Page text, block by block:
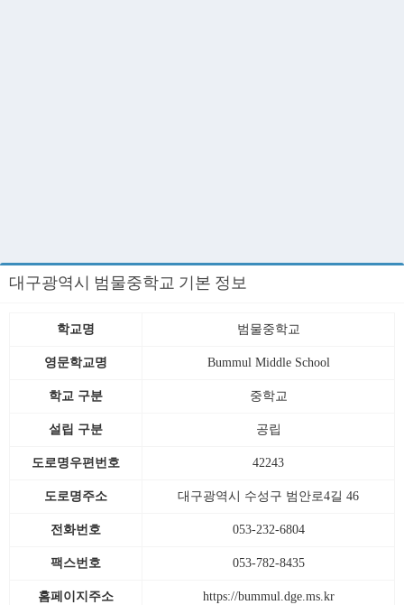
대구광역시 범물중학교 기본 정보
학교명 범물중학교
영문학교명 Bummul Middle School
학교 구분 중학교
설립 구분 공립
도로명우편번호 42243
도로명주소 대구광역시 수성구 범안로4길 46
전화번호 053-232-6804
팩스번호 053-782-8435
홈페이지주소 https://bummul.dge.ms.kr